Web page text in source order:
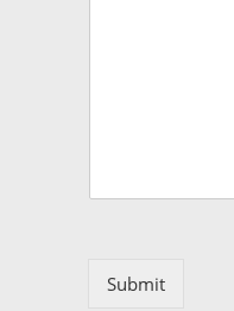
Submit